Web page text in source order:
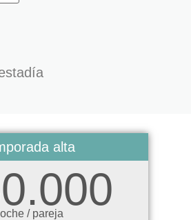
alta
/ pareja